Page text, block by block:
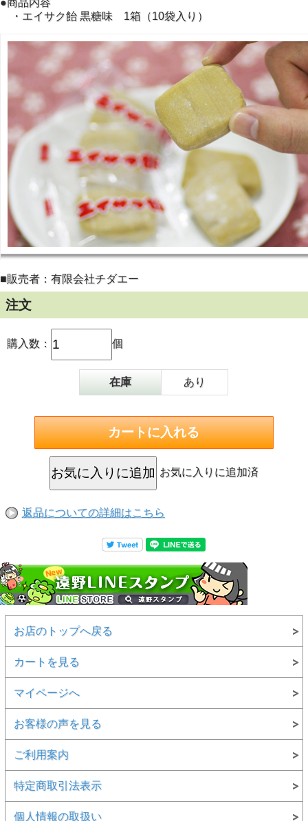
黒糖の甘く上品な香りが癖になる黒糖味。
お口に入れた瞬間、優しい甘さと懐かしい味が広がります。
ぜひご賞味ください。
＊合計10袋となるように、味の種類の指定も可能です。
購入時は『お客様ご指定情報欄』に各味の希望数量をご記
入ください。
例：黒糖味：5個 醤油味：2個 太白味：3個
特に記載のない場合は黒糖味10袋のセットとなります。
●商品内容
・エイサク飴 黒糖味 1箱（10袋入り）
■販売者：有限会社チダエー
注文
購入数： 個
在庫 あり
お気に入りに追加済
返品についての詳細はこちら
お店のトップへ戻る
カートを見る
マイページへ
お客様の声を見る
ご利用案内
特定商取引法表示
個人情報の取扱い